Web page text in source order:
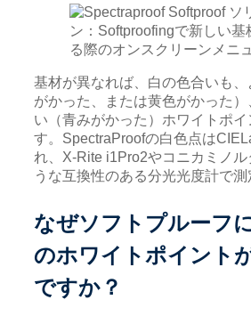
基材が異なれば、白の色合いも
がかった、または黄色がかった
い（青みがかった）ホワイトポイ
す。SpectraProofの白色点は
れ、X-Rite i1Pro2やコニカミノル
うな互換性のある分光光度計で測
なぜソフトプルーフ
のホワイトポイント
ですか？